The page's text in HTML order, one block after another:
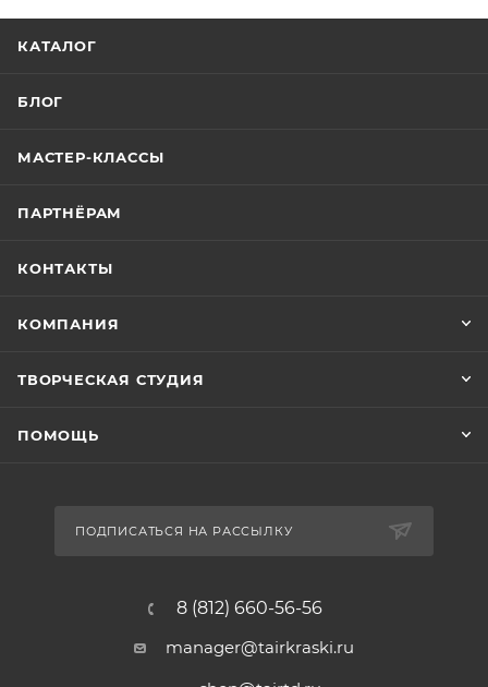
КАТАЛОГ
БЛОГ
МАСТЕР-КЛАССЫ
ПАРТНЁРАМ
КОНТАКТЫ
КОМПАНИЯ
ТВОРЧЕСКАЯ СТУДИЯ
ПОМОЩЬ
ПОДПИСАТЬСЯ НА РАССЫЛКУ
8 (812) 660-56-56
manager@tairkraski.ru